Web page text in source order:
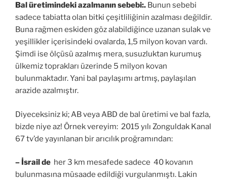
Bal üretimindeki azalmanın sebebi:. Bunun sebebi
sadece tabiatta olan bitki çeşitliliğinin azalması değildir.
Buna rağmen eskiden göz alabildiğince uzanan sulak ve
yeşillikler içerisindeki ovalarda, 1,5 milyon kovan vardı.
Şimdi ise ölçüsü azalmış mera, susuzluktan kurumuş
ülkemiz toprakları üzerinde 5 milyon kovan
bulunmaktadır. Yani bal paylaşımı artmış, paylaşılan
arazide azalmıştır.
Diyeceksiniz ki; AB veya ABD de bal üretimi ve bal fazla,
bizde niye az! Örnek vereyim: 2015 yılı Zonguldak Kanal
67 tv’de yayınlanan bir arıcılık proğramından:
– İsrail de her 3 km mesafede sadece 40 kovanın
bulunmasına müsaade edildiği vurgulanmıştı. Lakin